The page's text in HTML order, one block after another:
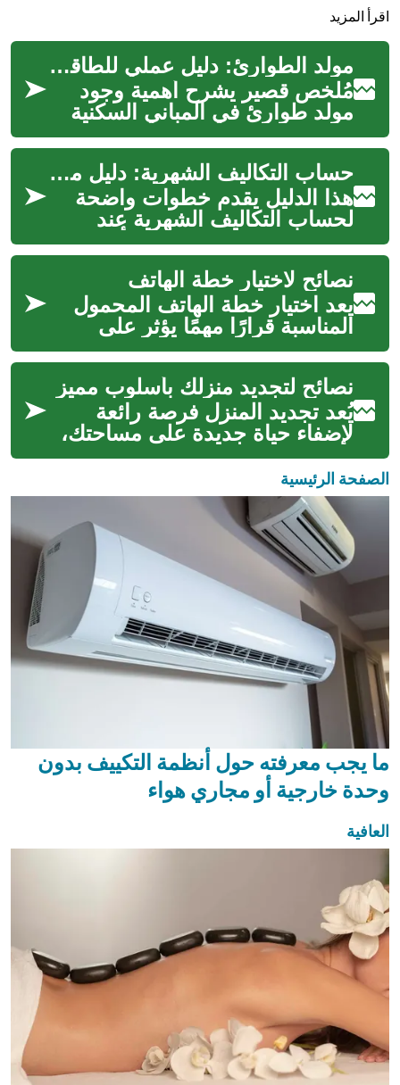
اقرأ المزيد
مولد الطوارئ: دليل عملي للطاقة الاحتياطية
مُلخص قصير يشرح أهمية وجود
مولد طوارئ في المباني السكنية
والتجارية والمؤسسات الحيوية.
توفر مولدات الطوارئ بديلاً
مستق...
حساب التكاليف الشهرية: دليل مبسط لاقتناء دراجة نارية بأقساط
هذا الدليل يقدم خطوات واضحة
لحساب التكاليف الشهرية عند
شراء دراجة نارية بنظام الأقساط،
ويشرح بنود التمويل الأساسية
مث...
نصائح لاختيار خطة الهاتف
يعد اختيار خطة الهاتف المحمول
المناسبة قرارًا مهمًا يؤثر على
ميزانيتك وتجربتك اليومية في
الاتصال. مع وجود العديد من ا...
نصائح لتجديد منزلك بأسلوب مميز
يُعد تجديد المنزل فرصة رائعة
لإضفاء حياة جديدة على مساحتك،
وتحويلها لتناسب احتياجاتك
وأسلوب حياتك المتغير. سواء كنت
ت...
الصفحة الرئيسية
ما يجب معرفته حول أنظمة التكييف بدون
وحدة خارجية أو مجاري هواء
العافية